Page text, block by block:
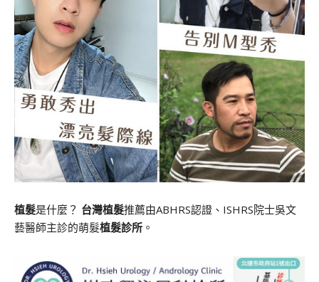
植髮是什麼？ 台灣植髮推薦由ABHRS認證、ISHRS院士吳文
藝醫師主診的萌髮植髮診所 。